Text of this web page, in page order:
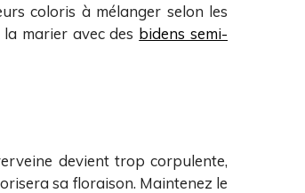
coloris à mélanger selon les
marier avec des bidens semi-
devient trop corpulente,
sa floraison. Maintenez le